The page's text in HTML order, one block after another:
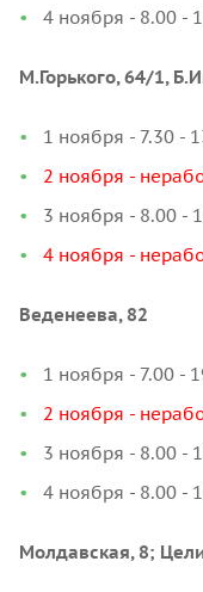
4 ноября - 8.00 -
М.Горького, 64/1,
1 ноября - 7.30 -
2 ноября -
3 ноября - 8.00 -
4 ноября -
Веденеева, 82
1 ноября - 7.00 -
2 ноября -
3 ноября - 8.00 -
4 ноября - 8.00 -
Молдавская, 8;